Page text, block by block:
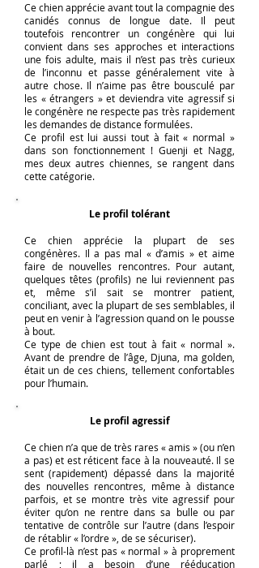
Ce chien apprécie avant tout la compagnie des
canidés connus de longue date. Il peut
toutefois rencontrer un congénère qui lui
convient dans ses approches et interactions
une fois adulte, mais il n’est pas très curieux
de l’inconnu et passe généralement vite à
autre chose. Il n’aime pas être bousculé par
les « étrangers » et deviendra vite agressif si
le congénère ne respecte pas très rapidement
les demandes de distance formulées.
Ce profil est lui aussi tout à fait « normal »
dans son fonctionnement ! Guenji et Nagg,
mes deux autres chiennes, se rangent dans
cette catégorie.
Le profil tolérant
Ce chien apprécie la plupart de ses
congénères. Il a pas mal « d’amis » et aime
faire de nouvelles rencontres. Pour autant,
quelques têtes (profils) ne lui reviennent pas
et, même s’il sait se montrer patient,
conciliant, avec la plupart de ses semblables, il
peut en venir à l’agression quand on le pousse
à bout.
Ce type de chien est tout à fait « normal ».
Avant de prendre de l’âge, Djuna, ma golden,
était un de ces chiens, tellement confortables
pour l’humain.
Le profil agressif
Ce chien n’a que de très rares « amis » (ou n’en
a pas) et est réticent face à la nouveauté. Il se
sent (rapidement) dépassé dans la majorité
des nouvelles rencontres, même à distance
parfois, et se montre très vite agressif pour
éviter qu’on ne rentre dans sa bulle ou par
tentative de contrôle sur l’autre (dans l’espoir
de rétablir « l’ordre », de se sécuriser).
Ce profil-là n’est pas « normal » à proprement
parlé ; il a besoin d’une rééducation